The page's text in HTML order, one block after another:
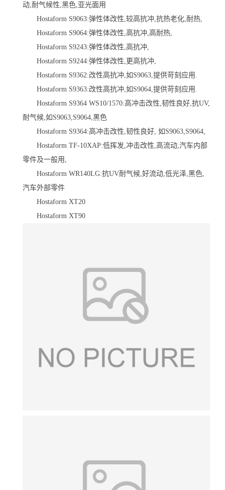
动,耐气候性,黑色,亚光面用
Hostaform S9063:弹性体改性,较高抗冲,抗热老化,耐热,
Hostaform S9064:弹性体改性,高抗冲,高耐热,
Hostaform S9243:弹性体改性,高抗冲,
Hostaform S9244:弹性体改性,更高抗冲,
Hostaform S9362:改性高抗冲,如S9063,提供苛刻应用.
Hostaform S9363:改性高抗冲,如S9064,提供苛刻应用.
Hostaform S9364 WS10/1570:高冲击改性,韧性良好,抗UV,
耐气候,如S9063,S9064,黑色
Hostaform S9364:高冲击改性,韧性良好, 如S9063,S9064,
Hostaform TF-10XAP:低挥发,冲击改性,高流动,汽车内部
零件及一般用,
Hostaform WR140LG:抗UV耐气候,好流动,低光泽,黑色,
汽车外部零件
Hostaform XT20
Hostaform XT90